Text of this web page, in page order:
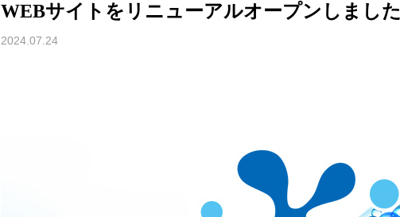
WEBサイトをリニューアルオープンしました
2024.07.24